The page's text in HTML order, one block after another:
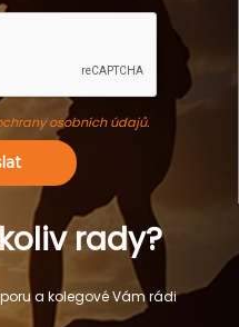
osobních údajů.
rady?
a kolegové Vám rádi